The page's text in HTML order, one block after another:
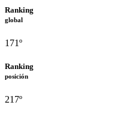
Ranking
global
171º
Ranking
posición
217º